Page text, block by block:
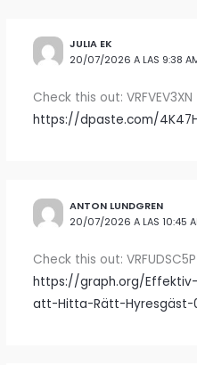
JULIA EK
20/07/2026 A LAS 9:38
Check this out: VRFVEV3XN
https://dpaste.com/
ANTON LUNDGREN
20/07/2026 A LAS 10:45
Check this out:
https://graph.org/
att-Hitta-Rätt-Hyresgäst-